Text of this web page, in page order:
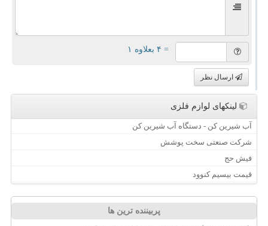
= ۴ بعلاوه ۱
ارسال نظر
لینکهای لوازم فلزی
آب شیرین کن - دستگاه آب شیرین کن
شرکت صنعتی سخت پوشش
فیش حج
قیمت بیسیم کنوود
پربیننده ترین ها